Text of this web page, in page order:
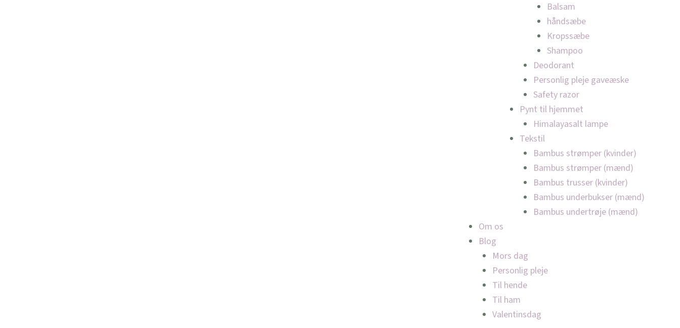
Balsam
håndsæbe
Kropssæbe
Shampoo
Deodorant
Personlig pleje gaveæske
Safety razor
Pynt til hjemmet
Himalayasalt lampe
Tekstil
Bambus strømper (kvinder)
Bambus strømper (mænd)
Bambus trusser (kvinder)
Bambus underbukser (mænd)
Bambus undertrøje (mænd)
Om os
Blog
Mors dag
Personlig pleje
Til hende
Til ham
Valentinsdag